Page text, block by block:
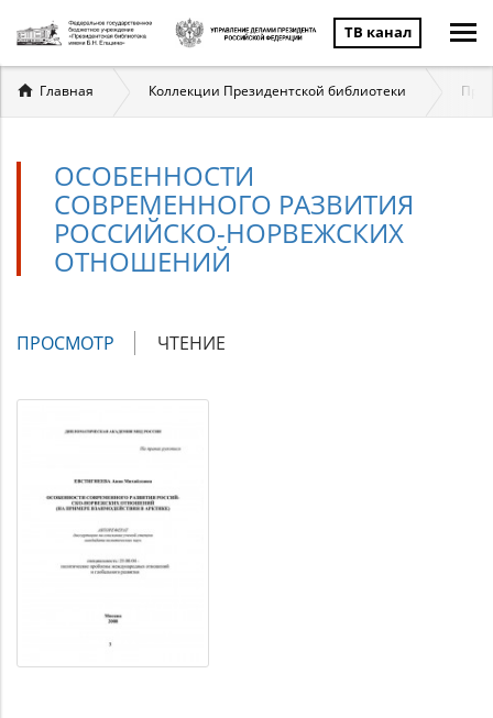
ТВ канал
Вы
здесь
Главная Коллекции Президентской библиотеки
ОСОБЕННОСТИ
СОВРЕМЕННОГО РАЗВИТИЯ
РОССИЙСКО-НОРВЕЖСКИХ
ОТНОШЕНИЙ
Главные
ПРОСМОТР (АКТИВНАЯ
ЧТЕНИЕ